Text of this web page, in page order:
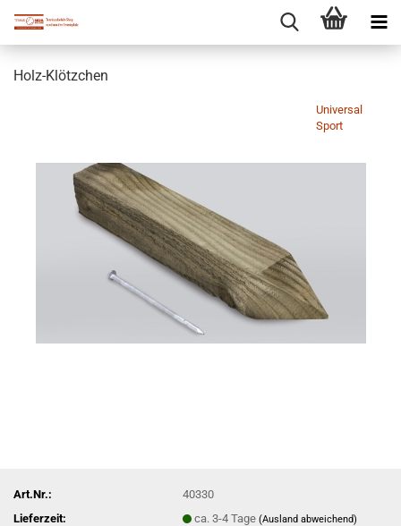
Holz-Klötzchen
Universal
Sport
Art.Nr.:
40330
Lieferzeit:
ca. 3-4 Tage(Ausland abweichend)